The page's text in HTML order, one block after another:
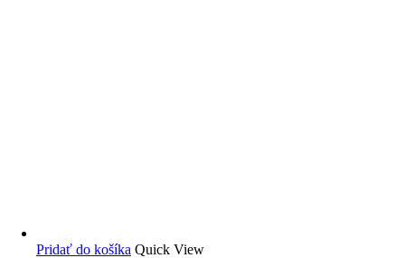
Pridať do košíka Quick View